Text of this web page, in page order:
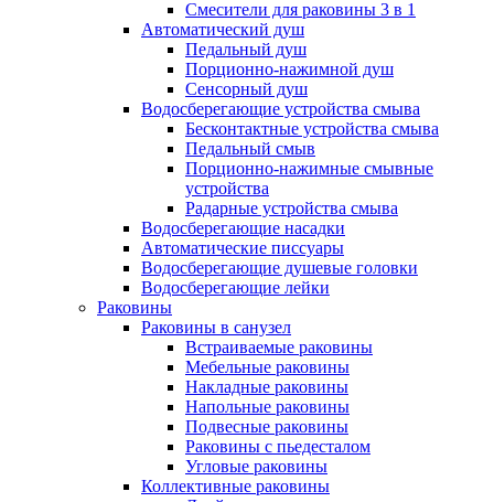
Смесители для раковины 3 в 1
Автоматический душ
Педальный душ
Порционно-нажимной душ
Сенсорный душ
Водосберегающие устройства смыва
Бесконтактные устройства смыва
Педальный смыв
Порционно-нажимные смывные
устройства
Радарные устройства смыва
Водосберегающие насадки
Автоматические писсуары
Водосберегающие душевые головки
Водосберегающие лейки
Раковины
Раковины в санузел
Встраиваемые раковины
Мебельные раковины
Накладные раковины
Напольные раковины
Подвесные раковины
Раковины с пьедесталом
Угловые раковины
Коллективные раковины